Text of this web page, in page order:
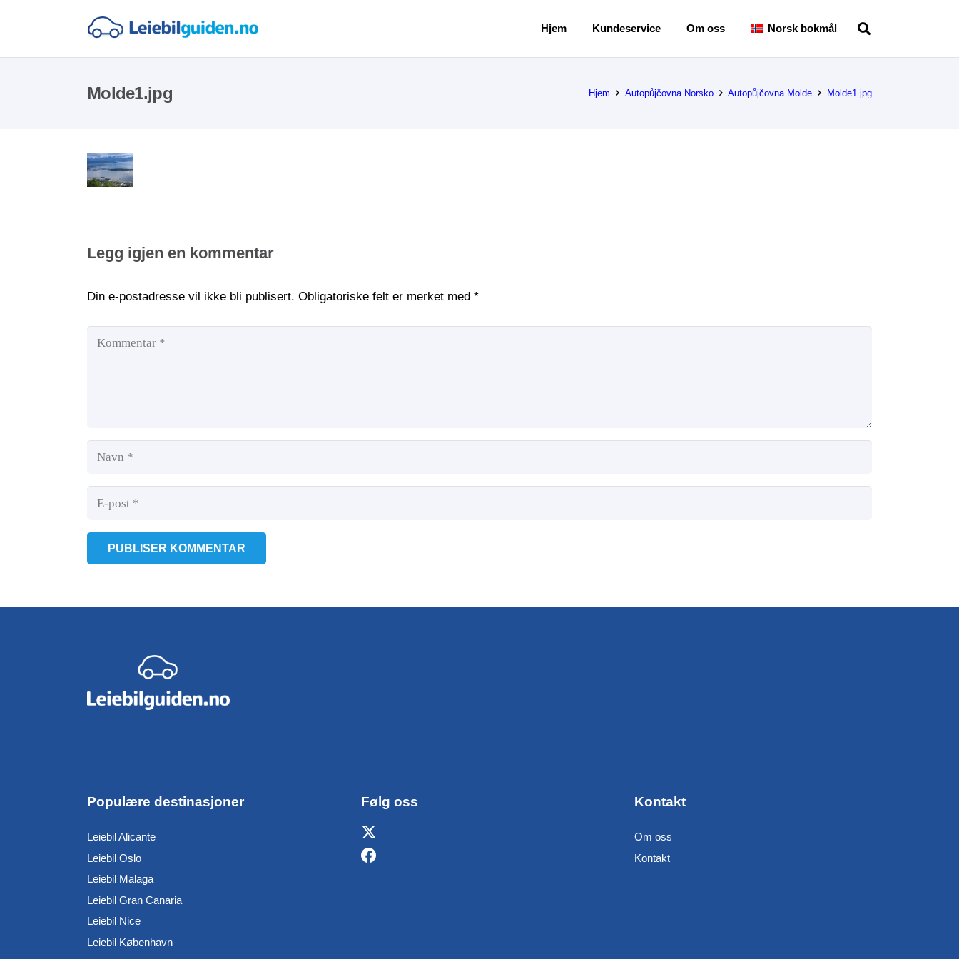
Hjem Kundeservice Om oss Norsk bokmål
Molde1.jpg Hjem Autopůjčovna Norsko Autopůjčovna Molde Molde1.jpg
Legg igjen en kommentar
Din e-postadresse vil ikke bli publisert. Obligatoriske felt er merket med *
PUBLISER KOMMENTAR
Populære destinasjoner
Leiebil Alicante
Leiebil Oslo
Leiebil Malaga
Leiebil Gran Canaria
Leiebil Nice
Leiebil København
Følg oss Kontakt
Om oss
Kontakt